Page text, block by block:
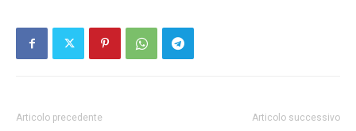
Articolo precedente Articolo successivo